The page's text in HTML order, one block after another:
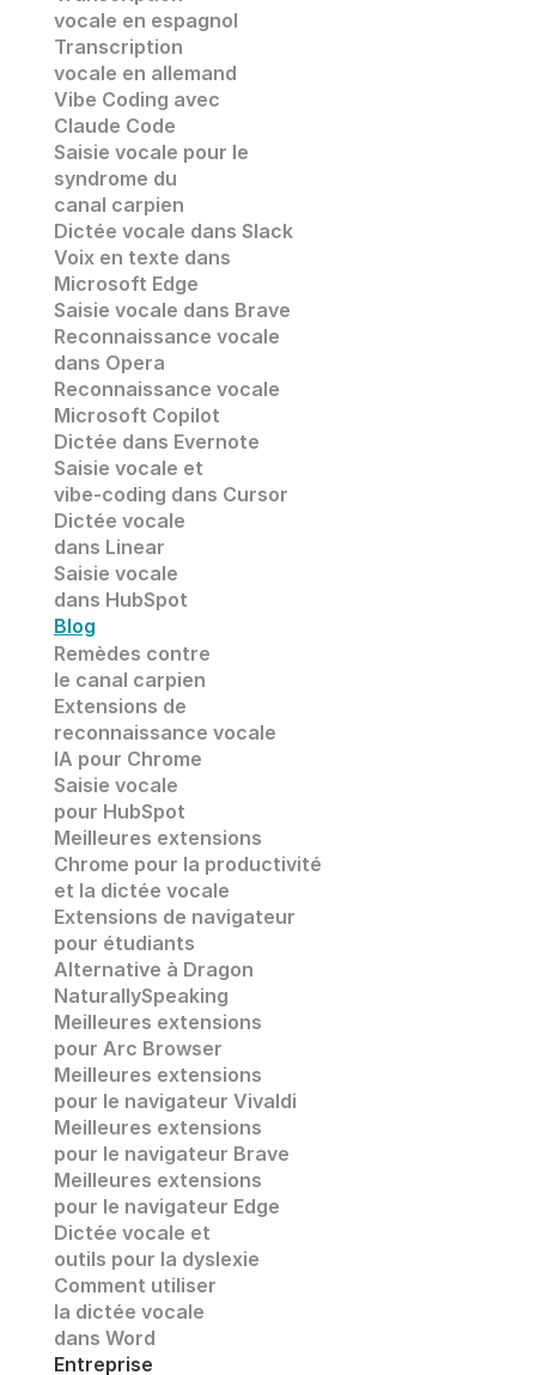
vocale en espagnol
Transcription
vocale en allemand
Vibe Coding avec
Claude Code
Saisie vocale pour le
syndrome du
canal carpien
Dictée vocale dans Slack
Voix en texte dans
Microsoft Edge
Saisie vocale dans Brave
Reconnaissance vocale
dans Opera
Reconnaissance vocale
Microsoft Copilot
Dictée dans Evernote
Saisie vocale et
vibe-coding dans Cursor
Dictée vocale
dans Linear
Saisie vocale
dans HubSpot
Blog
Remèdes contre
le canal carpien
Extensions de
reconnaissance vocale
IA pour Chrome
Saisie vocale
pour HubSpot
Meilleures extensions
Chrome pour la productivité
et la dictée vocale
Extensions de navigateur
pour étudiants
Alternative à Dragon
NaturallySpeaking
Meilleures extensions
pour Arc Browser
Meilleures extensions
pour le navigateur Vivaldi
Meilleures extensions
pour le navigateur Brave
Meilleures extensions
pour le navigateur Edge
Dictée vocale et
outils pour la dyslexie
Comment utiliser
la dictée vocale
dans Word
Entreprise